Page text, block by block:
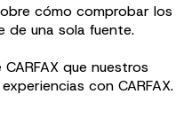
cómo comprobar los
de una sola fuente.
que nuestros
con CARFAX.